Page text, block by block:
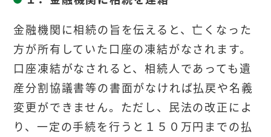
金融機関に相続の旨を伝えると、亡くなった
方が所有していた口座の凍結がなされます。
口座凍結がなされると、相続人であっても遺
産分割協議書等の書面がなければ払戻や名義
変更ができません。ただし、民法の改正によ
り、一定の手続を行うと１５０ 万円 までの払